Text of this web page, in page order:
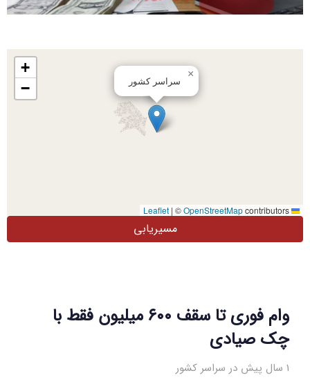
وام فوری تا سقف ۶۰۰ میلیون فقط با
چک صیادی
1 سال پیش در سراسر کشور
سراسر کشور
×
+
−
| ©OpenStreetMapcontributors
مسیریابی